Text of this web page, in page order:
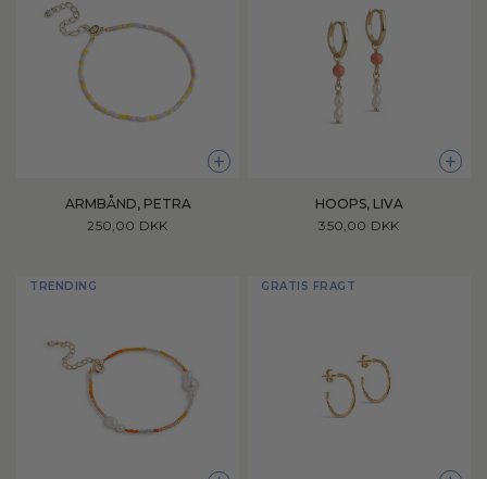
+
ARMBÅND, PETRA
250,00 DKK
+
HOOPS, LIVA
350,00 DKK
INTRODUCING NEW COLLECTION
Shop favoritterne fra den nye kollektion
TRENDING GRATIS FRAGT